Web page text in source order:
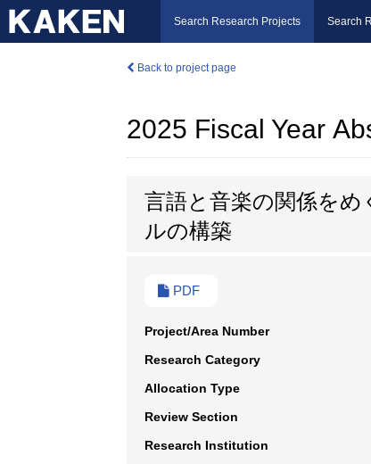
Search Research Projects Search
Back to project page
2025 Fiscal Year
言語と音楽の関係を
ルの構築
PDF
Project/Area Number
Research Category
Allocation Type
Review Section
Research Institution